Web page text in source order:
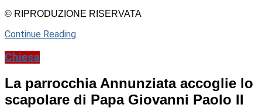
© RIPRODUZIONE RISERVATA
Continue Reading
Chiesa
La parrocchia Annunziata accoglie lo
scapolare di Papa Giovanni Paolo II